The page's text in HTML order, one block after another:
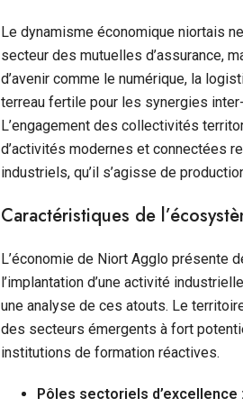
Le dynamisme économique niortais
secteur des mutuelles d’assurance,
d’avenir comme le numérique, la
terreau fertile pour les synergies
L’engagement des collectivités
d’activités modernes et connectées
industriels, qu’il s’agisse de
Caractéristiques de
L’économie de Niort Agglo présente
l’implantation d’une activité
une analyse de ces atouts. Le
des secteurs émergents à fort
institutions de formation réactives.
Pôles sectoriels d’excellence :